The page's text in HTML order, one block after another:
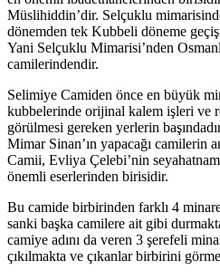
Müslihiddin’dir. Selçuklu
dönemden tek Kubbeli döneme
Yani Selçuklu Mimarisi’nden
camilerindendir.
Selimiye Camiden önce en büyük
kubbelerinde orijinal kalem işleri ve
görülmesi gereken yerlerin
Mimar Sinan’ın yapacağı camilerin
Camii, Evliya Çelebi’nin
önemli eserlerinden birisidir.
Bu camide birbirinden farklı 4
sanki başka camilere ait gibi
camiye adını da veren 3 şerefeli
çıkılmakta ve çıkanlar birbirini